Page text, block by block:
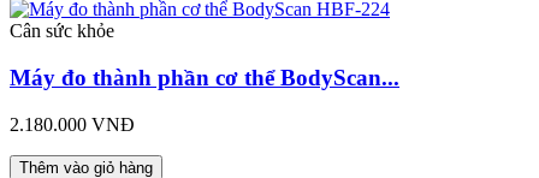
Cân sức khỏe
Máy đo thành phần cơ thể BodyScan...
2.180.000 VNĐ
Thêm vào giỏ hàng